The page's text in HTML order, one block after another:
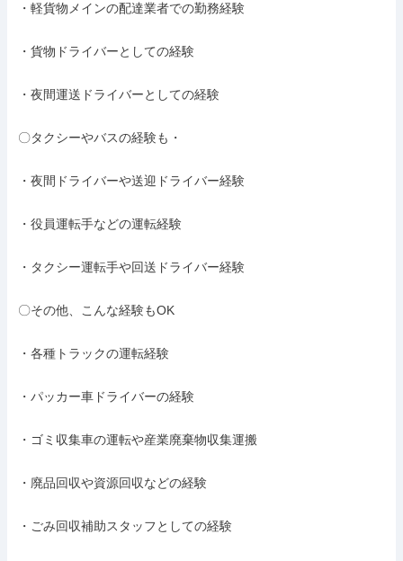
・軽貨物メインの配達業者での勤務経験
・貨物ドライバーとしての経験
・夜間運送ドライバーとしての経験
〇タクシーやバスの経験も・
・夜間ドライバーや送迎ドライバー経験
・役員運転手などの運転経験
・タクシー運転手や回送ドライバー経験
〇その他、こんな経験もOK
・各種トラックの運転経験
・パッカー車ドライバーの経験
・ゴミ収集車の運転や産業廃棄物収集運搬
・廃品回収や資源回収などの経験
・ごみ回収補助スタッフとしての経験